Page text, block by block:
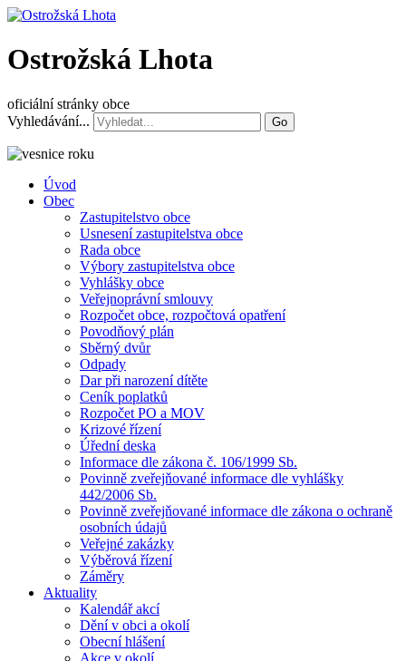
Ostrožská Lhota
oficiální stránky obce
Vyhledávání...
Go
Úvod
Obec
Zastupitelstvo obce
Usnesení zastupitelstva obce
Rada obce
Výbory zastupitelstva obce
Vyhlášky obce
Veřejnoprávní smlouvy
Rozpočet obce, rozpočtová opatření
Povodňový plán
Sběrný dvůr
Odpady
Dar při narození dítěte
Ceník poplatků
Rozpočet PO a MOV
Krizové řízení
Úřední deska
Informace dle zákona č. 106/1999 Sb.
Povinně zveřejňované informace dle vyhlášky
442/2006 Sb.
Povinně zveřejňované informace dle zákona o ochraně
osobních údajů
Veřejné zakázky
Výběrová řízení
Záměry
Aktuality
Kalendář akcí
Dění v obci a okolí
Obecní hlášení
Akce v okolí